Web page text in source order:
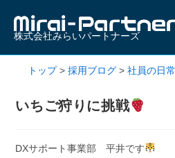
株式会社みらいパートナーズ
トップ> 採用ブログ > 社員の日常
いちご狩りに挑戦
DXサポート事業部 平井です